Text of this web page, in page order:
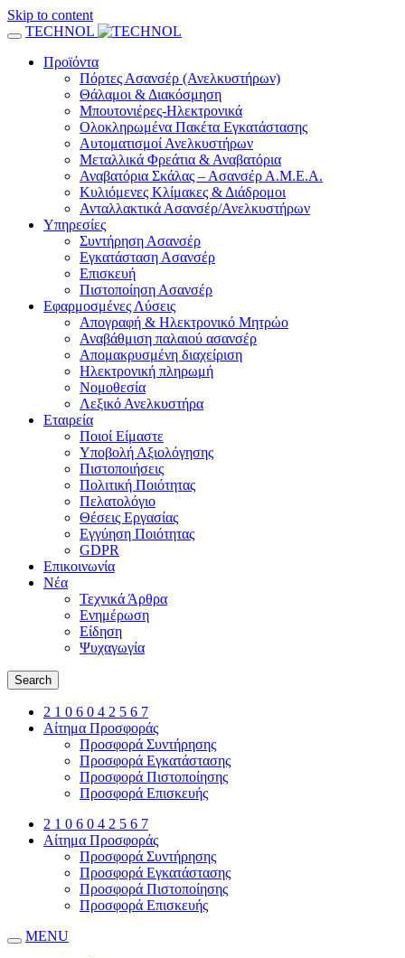
Skip to content
TECHNOL
Προϊόντα
Πόρτες Ασανσέρ (Ανελκυστήρων)
Θάλαμοι & Διακόσμηση
Μπουτονιέρες-Ηλεκτρονικά
Ολοκληρωμένα Πακέτα Εγκατάστασης
Αυτοματισμοί Ανελκυστήρων
Μεταλλικά Φρεάτια & Αναβατόρια
Αναβατόρια Σκάλας – Ασανσέρ Α.Μ.Ε.Α.
Κυλιόμενες Κλίμακες & Διάδρομοι
Ανταλλακτικά Ασανσέρ/Ανελκυστήρων
Υπηρεσίες
Συντήρηση Ασανσέρ
Εγκατάσταση Ασανσέρ
Επισκευή
Πιστοποίηση Ασανσέρ
Εφαρμοσμένες Λύσεις
Απογραφή & Ηλεκτρονικό Μητρώο
Αναβάθμιση παλαιού ασανσέρ
Απομακρυσμένη διαχείριση
Ηλεκτρονική πληρωμή
Νομοθεσία
Λεξικό Ανελκυστήρα
Εταιρεία
Ποιοί Είμαστε
Υποβολή Αξιολόγησης
Πιστοποιήσεις
Πολιτική Ποιότητας
Πελατολόγιο
Θέσεις Εργασίας
Εγγύηση Ποιότητας
GDPR
Επικοινωνία
Νέα
Τεχνικά Άρθρα
Ενημέρωση
Είδηση
Ψυχαγωγία
Search
2 1 0 6 0 4 2 5 6 7
Αίτημα Προσφοράς
Προσφορά Συντήρησης
Προσφορά Εγκατάστασης
Προσφορά Πιστοποίησης
Προσφορά Επισκευής
2 1 0 6 0 4 2 5 6 7
Αίτημα Προσφοράς
Προσφορά Συντήρησης
Προσφορά Εγκατάστασης
Προσφορά Πιστοποίησης
Προσφορά Επισκευής
MENU